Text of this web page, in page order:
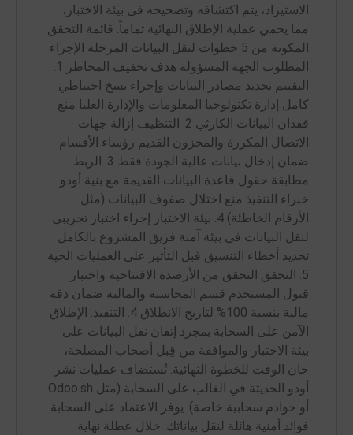
الاستيراد، يتم اكتشافه وتصحيحه في بيئة الاختبار،
مما يحمي عملية الإطلاق النهائية تماماً. قائمة التحقق
المكونة من 5 خطوات لنقل البيانات المرحلة الإجراء
المطلوب الجهة المسؤولة هدف تخفيف المخاطر 1.
التقييم تحديد مصادر البيانات وإجراء نسخ احتياطي
كامل إدارة تكنولوجيا المعلومات والإدارة العليا منع
فقدان البيانات الكارثي 2. التنظيف إزالة جهات
الاتصال المكررة والمخزون القديم رؤساء الأقسام
ضمان إدخال بيانات عالية الجودة فقط 3. الربط
مطابقة حقول قاعدة البيانات القديمة مع بنية أودو
خبراء التنفيذ منع اختلال صفوف البيانات (مثل
الأرقام الخاطئة) 4. بيئة الاختبار إجراء اختبار تجريبي
لنقل البيانات في بيئة آمنة فريق المشروع بالكامل
تحديد أخطاء التنسيق قبل التأثير على العمليات الحية
5. التحقق التحقق من الأرصدة الافتتاحية واختبار
قبول المستخدم قسم المحاسبة والمالية ضمان دقة
مالية بنسبة 100% لتاريخ الانطلاق 4. التنفيذ: الإطلاق
الآمن على السحابة بمجرد إتقان نقل البيانات على
بيئة الاختبار والموافقة من قِبل أصحاب المصلحة،
حان الوقت للخطوة النهائية. تُستضاف عمليات نشر
أودو الحديثة في الغالب على السحابة (مثل Odoo.sh
أو خوادم سحابية خاصة). يوفر الاعتماد على السحابة
فوائد أمنية هائلة لنقل بياناتك. خلال عطلة نهاية